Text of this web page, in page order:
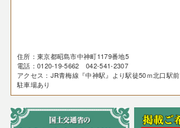
住所：東京都昭島市中神町1179番地5
電話：0120-19-5662 042-541-2307
アクセス：JR青梅線『中神駅』より駅徒50ｍ北口駅前
駐車場あり